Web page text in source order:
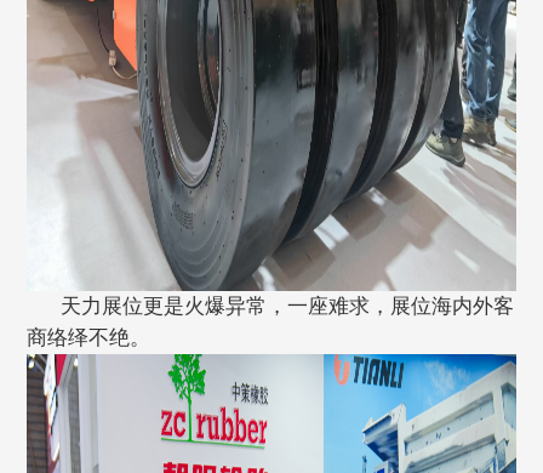
天力展位更是火爆异常，一座难求，展位海内外客
商络绎不绝。